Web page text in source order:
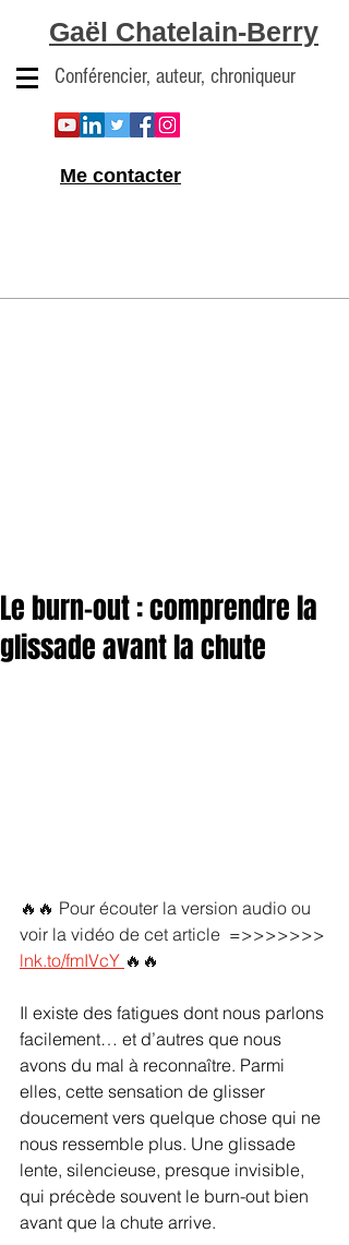
Gaël Chatelain-Berry
Conférencier, auteur, chroniqueur
Me contacter
Le burn-out : comprendre la
glissade avant la chute
🔥🔥 Pour écouter la version audio ou
voir la vidéo de cet article  =>>>>>>>
lnk.to/fmIVcY 🔥🔥
Il existe des fatigues dont nous parlons
facilement… et d’autres que nous
avons du mal à reconnaître. Parmi
elles, cette sensation de glisser
doucement vers quelque chose qui ne
nous ressemble plus. Une glissade
lente, silencieuse, presque invisible,
qui précède souvent le burn-out bien
avant que la chute arrive.